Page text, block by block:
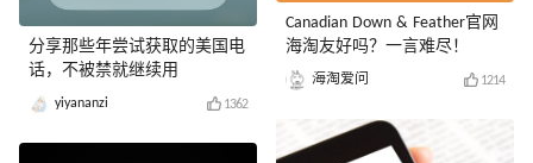
分享那些年尝试获取的美国电
话，不被禁就继续用
yiyananzi 1362
Canadian Down & Feather官网
海淘友好吗？一言难尽！
海淘爱问 1214